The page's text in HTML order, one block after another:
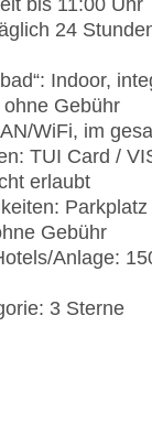
bis 11:00 Uhr
24
Indoor,
Gebühr
WiFi, im
TUI Card /
erlaubt
Gebühr
Anlage:
3 Sterne